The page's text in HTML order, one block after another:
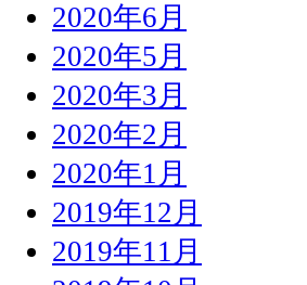
2020年6月
2020年5月
2020年3月
2020年2月
2020年1月
2019年12月
2019年11月